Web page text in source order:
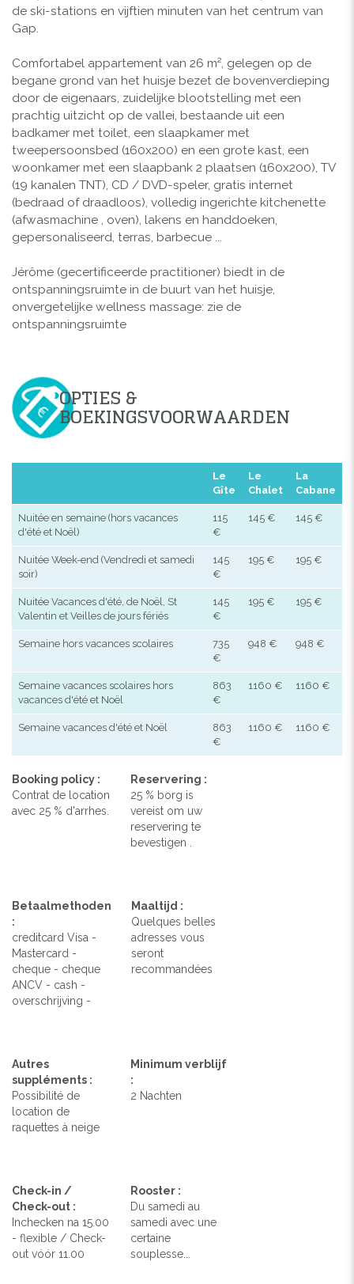
de ski-stations en vijftien minuten van het centrum van
Gap.
Comfortabel appartement van 26 m², gelegen op de
begane grond van het huisje bezet de bovenverdieping
door de eigenaars, zuidelijke blootstelling met een
prachtig uitzicht op de vallei, bestaande uit een
badkamer met toilet, een slaapkamer met
tweepersoonsbed (160x200) en een grote kast, een
woonkamer met een slaapbank 2 plaatsen (160x200), TV
(19 kanalen TNT), CD / DVD-speler, gratis internet
(bedraad of draadloos), volledig ingerichte kitchenette
(afwasmachine , oven), lakens en handdoeken,
gepersonaliseerd, terras, barbecue ...
Jérôme (gecertificeerde practitioner) biedt in de
ontspanningsruimte in de buurt van het huisje,
onvergetelijke wellness massage: zie de
ontspanningsruimte
OPTIES &
BOEKINGSVOORWAARDEN
Le
Gîte
Le
Chalet
La
Cabane
Nuitée en semaine (hors vacances
d'été et Noël)
115
€
145 € 145 €
Nuitée Week-end (Vendredi et samedi
soir)
145
€
195 € 195 €
Nuitée Vacances d'été, de Noël, St
Valentin et Veilles de jours fériés
145
€
195 € 195 €
Semaine hors vacances scolaires
735
€
948 € 948 €
Semaine vacances scolaires hors
vacances d'été et Noël
863
€
1160 € 1160 €
Semaine vacances d'été et Noël
863
€
1160 € 1160 €
Booking policy :
Contrat de location
avec 25 % d'arrhes.
Reservering :
25 % borg is
vereist om uw
reservering te
bevestigen .
Betaalmethoden
:
creditcard Visa -
Mastercard -
cheque - cheque
ANCV - cash -
overschrijving -
Maaltijd :
Quelques belles
adresses vous
seront
recommandées
Autres
suppléments :
Possibilité de
location de
raquettes à neige
Minimum verblijf
:
2 Nachten
Check-in /
Check-out :
Inchecken na 15.00
- flexible / Check-
out vóór 11.00
Rooster :
Du samedi au
samedi avec une
certaine
souplesse...